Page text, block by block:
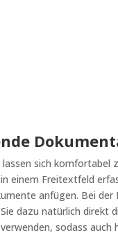
sich komfortabel
einem Freitextfeld
anfügen. Bei der
dazu natürlich direkt
sodass auch